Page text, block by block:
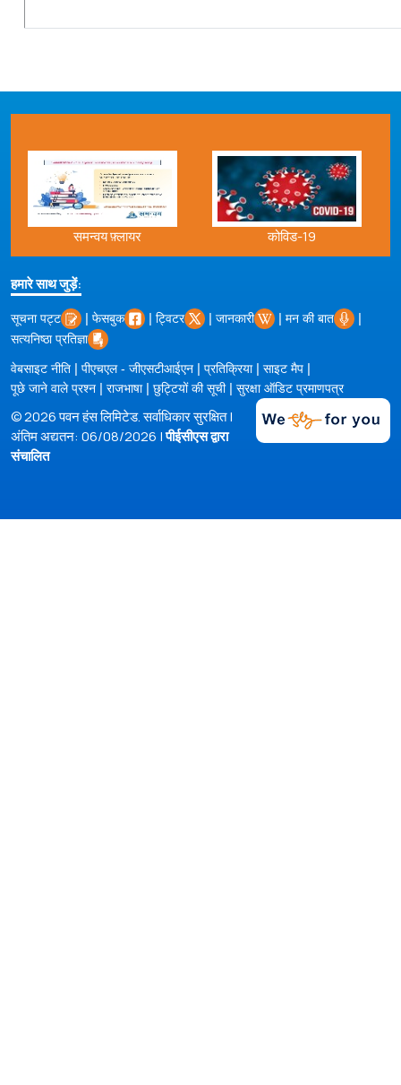
समन्वय फ़्लायर कोविड-19
हमारे साथ जुड़ें:
सूचना पट्ट | फेसबुक | ट्विटर | जानकारी | मन की बात |
सत्यनिष्ठा प्रतिज्ञा
वेबसाइट नीति | पीएचएल - जीएसटीआईएन | प्रतिक्रिया| साइट मैप |
पूछे जाने वाले प्रश्न | राजभाषा| छुट्टियों की सूची| सुरक्षा ऑडिट प्रमाणपत्र
© 2026 पवन हंस लिमिटेड. सर्वाधिकार सुरक्षित |
अंतिम अद्यतन: 06/08/2026 |पीईसीएस द्वारा
संचालित